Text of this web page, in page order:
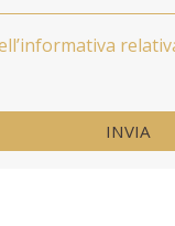
INVIA